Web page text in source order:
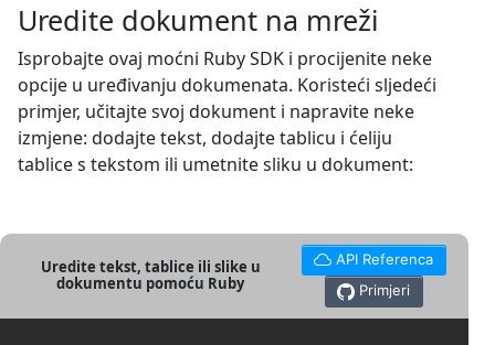
Uredite dokument na mreži
Isprobajte ovaj moćni Ruby SDK i procijenite neke
opcije u uređivanju dokumenata. Koristeći sljedeći
primjer, učitajte svoj dokument i napravite neke
izmjene: dodajte tekst, dodajte tablicu i ćeliju
tablice s tekstom ili umetnite sliku u dokument:
Uredite tekst, tablice ili slike u
dokumentu pomoću Ruby
API Referenca
Primjeri